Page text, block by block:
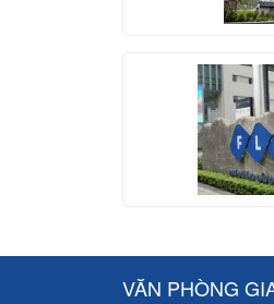
VĂN PHÒNG